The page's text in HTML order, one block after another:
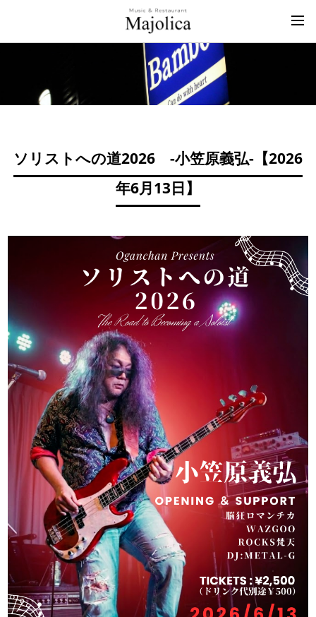
ソリストへの道2026 -小笠原義弘-【2026
年6月13日】